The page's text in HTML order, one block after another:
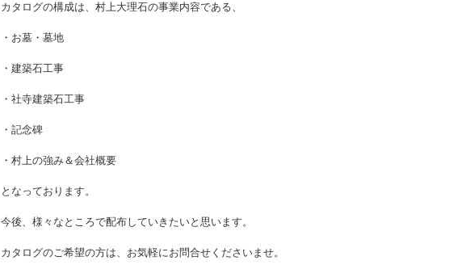
カタログの構成は、村上大理石の事業内容である、
・お墓・墓地
・建築石工事
・社寺建築石工事
・記念碑
・村上の強み＆会社概要
となっております。
今後、様々なところで配布していきたいと思います。
カタログのご希望の方は、お気軽にお問合せくださいませ。